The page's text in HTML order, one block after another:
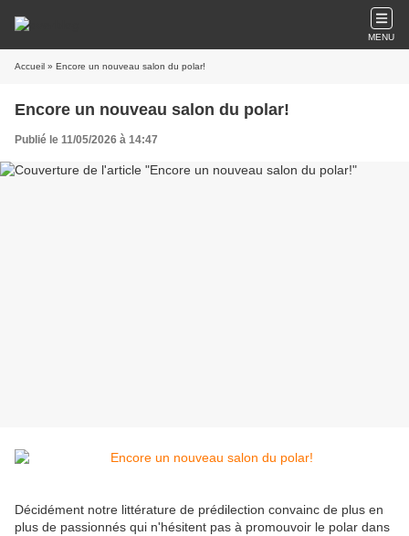
MENU
Accueil » Encore un nouveau salon du polar!
Encore un nouveau salon du polar!
Publié le 11/05/2026 à 14:47
Décidément notre littérature de prédilection convainc de plus en
plus de passionnés qui n'hésitent pas à promouvoir le polar dans